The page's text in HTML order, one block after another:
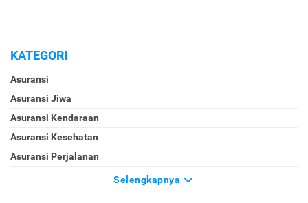
KATEGORI
Asuransi
Asuransi Jiwa
Asuransi Kendaraan
Asuransi Kesehatan
Asuransi Perjalanan
Selengkapnya